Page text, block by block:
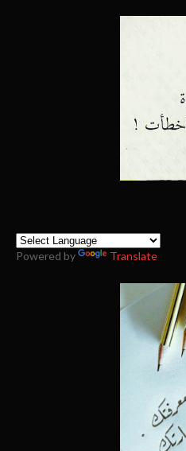
Powered by Translate